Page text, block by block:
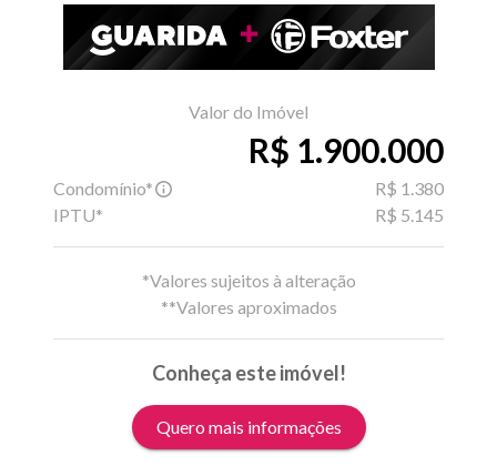
Valor do Imóvel
R$ 1.900.000
Condomínio*
R$ 1.380
IPTU*
R$ 5.145
*Valores sujeitos à alteração
**Valores aproximados
Conheça este imóvel!
Quero mais informações